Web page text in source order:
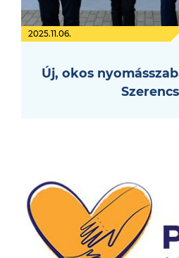
2025.11.06.
Új, okos